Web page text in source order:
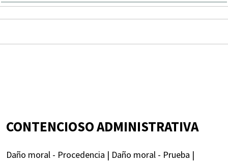
CONTENCIOSO ADMINISTRATIVA
Daño moral - Procedencia | Daño moral - Prueba |